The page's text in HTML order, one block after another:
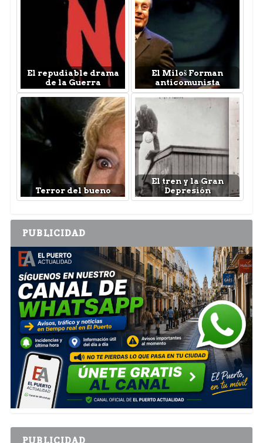
El repudiable drama
de la Guerra
El Miloš Forman
anticomunista
Terror del bueno
El tren y la Gran
Depresión
PUBLICIDAD
PUBLICIDAD